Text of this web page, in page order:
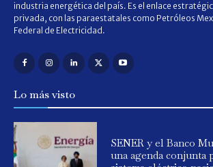
industria energética del país. Es el enlace
privada, con las paraestatales como Petróleos
Federal de Electricidad.
Lo más visto
SENER y el Banco
una agenda conjunta